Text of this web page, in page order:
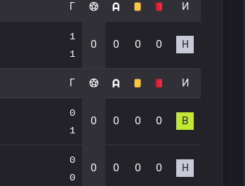
Г И
1
1
0 0 0 0 Н
Г И
0
1
0 0 0 0 В
0
0
0 0 0 0 Н